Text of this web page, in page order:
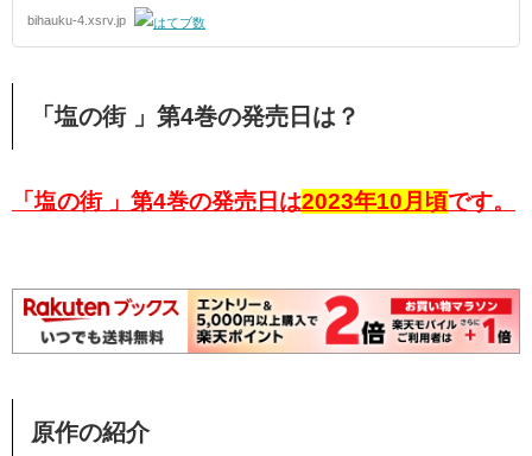
bihauku-4.xsrv.jp
「塩の街 」第4巻の発売日は？
「塩の街 」第4巻の発売日は2023年10月頃です。
原作の紹介